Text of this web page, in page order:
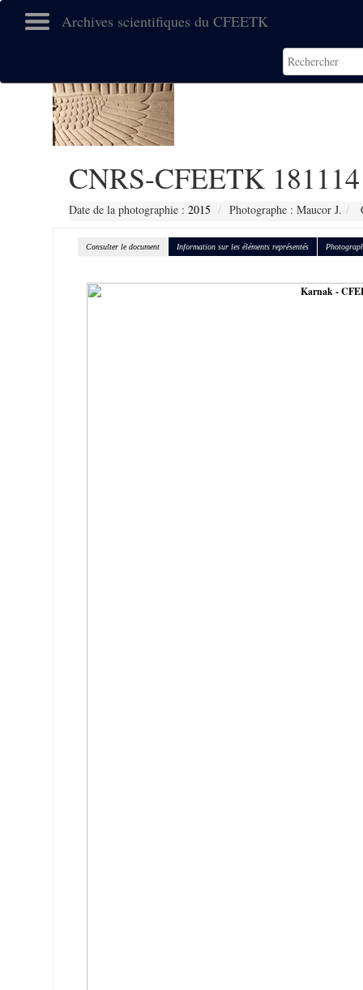
Archives scientifiques du CFEETK
CNRS-CFEETK 181114
Date de la photographie : 2015 Photographe : Maucor J.
Consulter le document Information sur les éléments représentés